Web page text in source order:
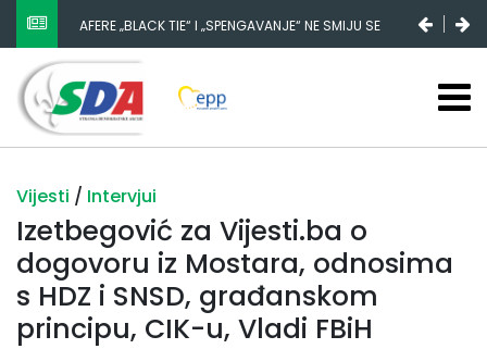
AFERE „BLACK TIE“ I „SPENGAVANJE“ NE SMIJU SE
ZATAŠKATI
NESTANAK 780.000 EURA IZ IGMANA NE MOŽE BITI
SLUČAJNI PREVID, ODGOVORNOST MORAJU SNOSITI
VLADA FBIH I NJENI KADROVI
Vijesti / Intervjui
Izetbegović za Vijesti.ba o
dogovoru iz Mostara, odnosima
s HDZ i SNSD, građanskom
principu, CIK-u, Vladi FBiH